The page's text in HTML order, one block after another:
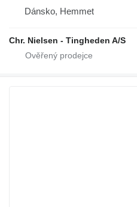
Dánsko, Hemmet
Chr. Nielsen - Tingheden A/S